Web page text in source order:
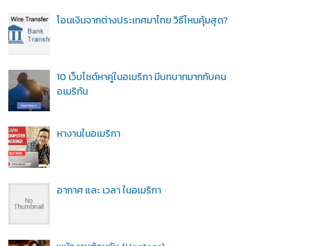
โอนเงินจากต่างประเทศมาไทย วิธีไหนคุ้มสุด?
10 เว็บไซต์หาคู่ในอเมริกา มีบทบาทมากกับคน
อเมริกัน
หางานในอเมริกา
อากาศ และ เวลา ในอเมริกา